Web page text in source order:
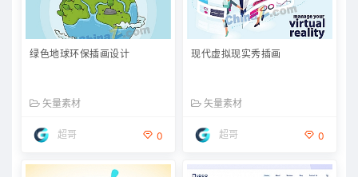
绿色地球环保插画设计
矢量素材
超哥 0
现代虚拟现实秀插画
矢量素材
超哥 0